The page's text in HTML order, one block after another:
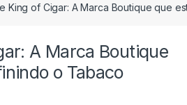
King of Cigar: A Marca Boutique que
A Marca Boutique
o Tabaco